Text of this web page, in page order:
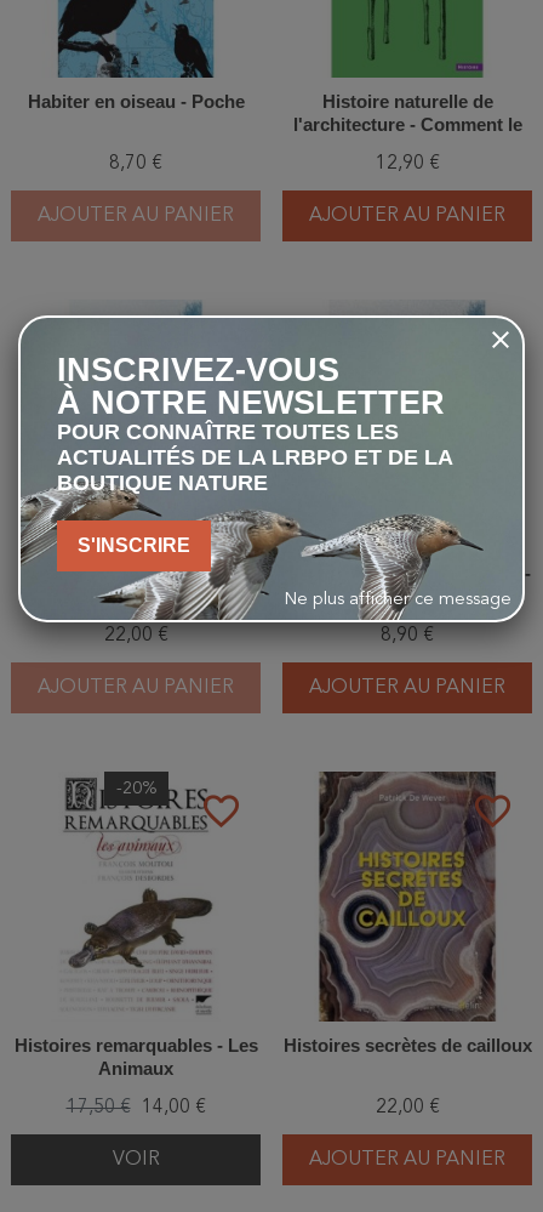
Habiter en oiseau - Poche
8,70 €
AJOUTER AU PANIER
Histoire naturelle de
l'architecture - Comment le
l'énergie ont façonné la ville
et les bâtiments
12,90 €
AJOUTER AU PANIER
Histoire naturelle du silence
22,00 €
AJOUTER AU PANIER
favorite_border
Histoire naturelle du silence -
Version Poche
8,90 €
AJOUTER AU PANIER
favorite_border
-20%
Histoires remarquables - Les
Animaux
17,50 € 14,00 €
VOIR
favorite_border
Histoires secrètes de cailloux
22,00 €
AJOUTER AU PANIER
INSCRIVEZ-VOUS
À NOTRE NEWSLETTER
POUR CONNAÎTRE TOUTES LES
ACTUALITÉS DE LA LRBPO ET DE LA
BOUTIQUE NATURE
S'INSCRIRE
Ne plus afficher ce message